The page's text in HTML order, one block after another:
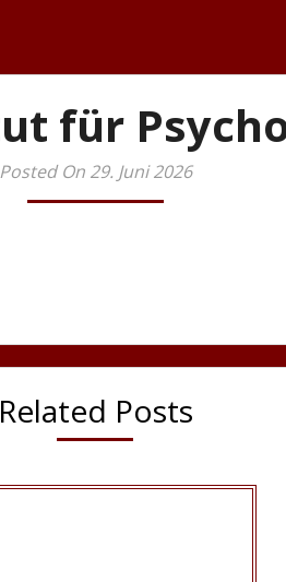
für
Posted On 29. Juni 2026
Related Posts